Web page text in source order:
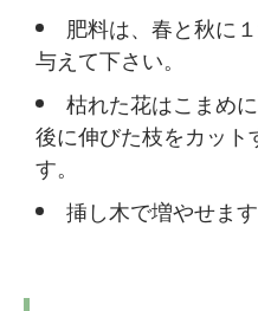
肥料は、春と秋に
与えて下さい。
枯れた花はこまめ
後に伸びた枝をカット
す。
挿し木で増やせます